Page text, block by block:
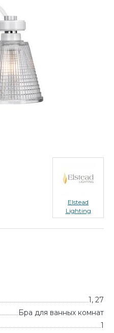
Elstead
Lighting
1, 27
Бра для ванных комнат
1